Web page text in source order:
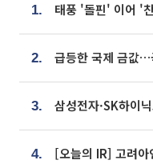
1.
2. 급등한 국제 금값…
3. 삼성전자·SK하이
4. [오늘의 IR] 고려아